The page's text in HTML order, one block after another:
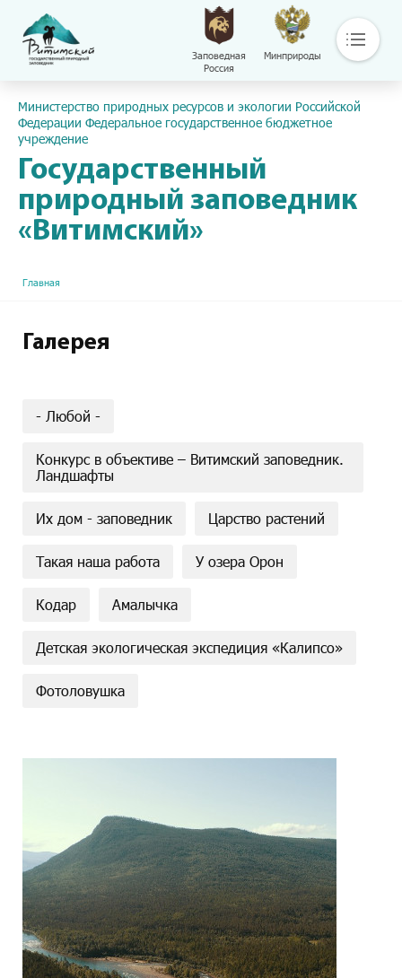
Заповедная
Россия
Минприроды
О нас
Контакты
Библиотека
Сохраняй
Министерство природных ресурсов и экологии Российской
Федерации Федеральное государственное бюджетное
учреждение
Государственный
природный заповедник
«Витимский»
Строка навигации
Главная
Галерея
- Любой -
Конкурс в объективе – Витимский заповедник.
Ландшафты
Их дом - заповедник Царство растений
Такая наша работа У озера Орон
Кодар Амалычка
Детская экологическая экспедиция «Калипсо»
Фотоловушка